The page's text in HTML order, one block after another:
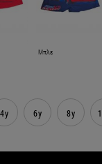
Μπλε
4y 6y 8y